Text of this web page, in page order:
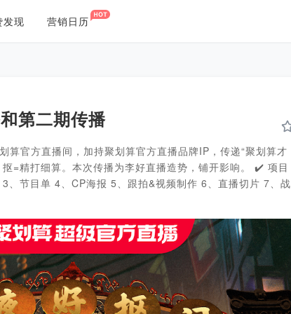
发现 营销日历
第二期传播
官方直播间，加持聚划算官方直播品牌IP，传递“聚划算才
抠=精打细算。本次传播为李好直播造势，铺开影响。 ✔️ 项目
、节目单 4、CP海报 5、跟拍&视频制作 6、直播切片 7、战